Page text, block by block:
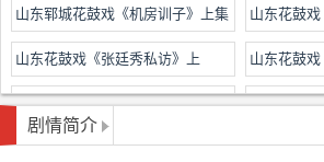
山东郓城花鼓戏《机房训子》上集 山东花鼓
山东花鼓戏《张廷秀私访》上 山东花鼓
山东花鼓戏《张大郎休妻》上 山东花鼓
山东花鼓戏《站花墙》全集 山东花鼓
剧情简介